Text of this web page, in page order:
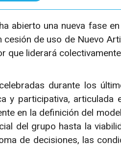
abierto una nueva fase
de uso de Nuevo
que liderará
durante los
y participativa, articulada
en la definición del
del grupo hasta la
de decisiones, las